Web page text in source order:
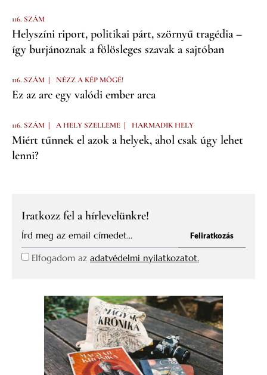
116. SZÁM
Helyszíni riport, politikai párt, szörnyű tragédia –
így burjánoznak a fölösleges szavak a sajtóban
116. SZÁM | NÉZZ A KÉP MÖGÉ!
Ez az arc egy valódi ember arca
116. SZÁM | A HELY SZELLEME | HARMADIK HELY
Miért tűnnek el azok a helyek, ahol csak úgy lehet
lenni?
Iratkozz fel a hírlevelünkre!
Elfogadom az adatvédelmi nyilatkozatot.
Feliratkozás